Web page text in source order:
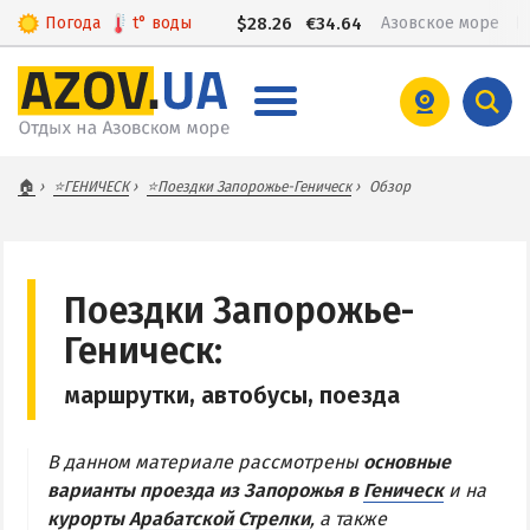
Погода t° воды $28.26 €34.64 Азовское море
Питание в Кирилловке
Развлечения в Кирилловке
Проезд в Кирилловку
Федотова коса
🏠 ⭐️ГЕНИЧЕСК ⭐Поездки Запорожье-Геническ Обзор
Поездки Запорожье-
Геническ:
маршрутки, автобусы, поезда
В данном материале рассмотрены основные
варианты проезда из Запорожья в Генически на
курортыАрабатской Стрелки, а также